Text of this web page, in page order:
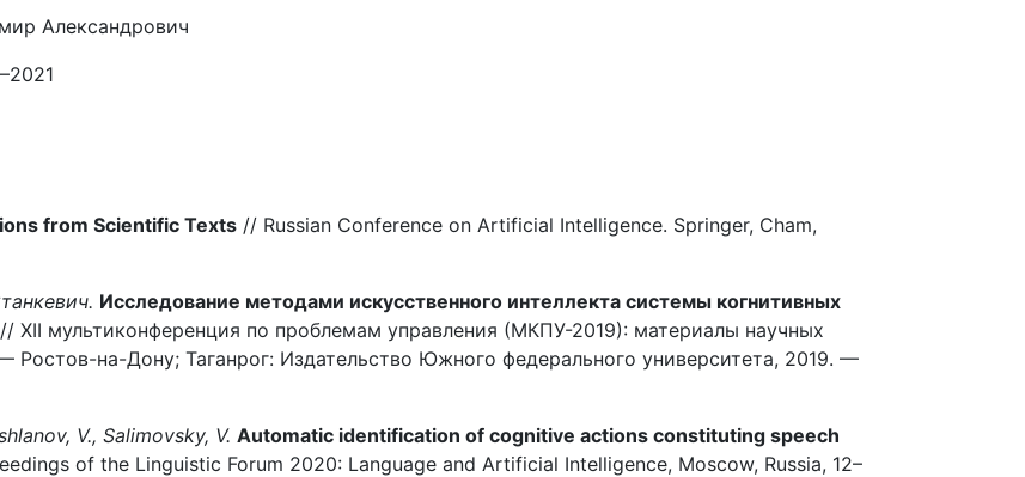
Александрович
from Scientific Texts // Russian Conference on Artificial Intelligence. Springer, Cham,
Исследование методами искусственного интеллекта системы когнитивных
// XII мультиконференция по проблемам управления (МКПУ-2019): материалы научных
на-Дону; Таганрог: Издательство Южного федерального университета, 2019. —
V., Salimovsky, V. Automatic identification of cognitive actions constituting speech
of the Linguistic Forum 2020: Language and Artificial Intelligence, Moscow, Russia, 12–